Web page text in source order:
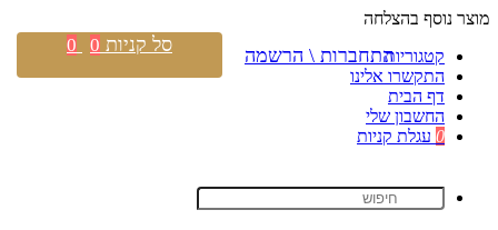
מוצר נוסף בהצלחה
קטגוריות
התקשרו אלינו
דף הבית
החשבון שלי
0 עגלת קניות
התחברות \ הרשמה סל קניות 0
0